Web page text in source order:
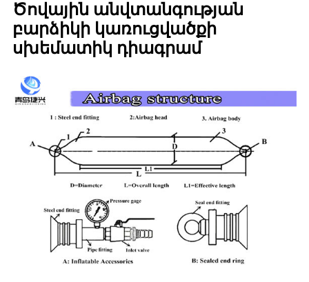
Ծովային անվտանգության
բարձիկի կառուցվածքի
սխեմատիկ դիագրամ